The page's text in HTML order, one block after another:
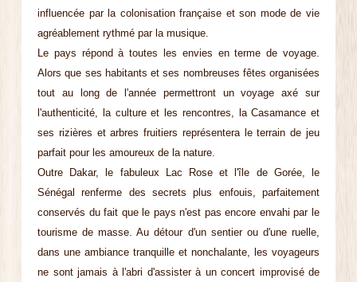
influencée par la colonisation française et son mode de vie
agréablement rythmé par la musique.
Le pays répond à toutes les envies en terme de voyage.
Alors que ses habitants et ses nombreuses fêtes organisées
tout au long de l'année permettront un voyage axé sur
l'authenticité, la culture et les rencontres, la Casamance et
ses rizières et arbres fruitiers représentera le terrain de jeu
parfait pour les amoureux de la nature.
Outre Dakar, le fabuleux Lac Rose et l'île de Gorée, le
Sénégal renferme des secrets plus enfouis, parfaitement
conservés du fait que le pays n'est pas encore envahi par le
tourisme de masse. Au détour d'un sentier ou d'une ruelle,
dans une ambiance tranquille et nonchalante, les voyageurs
ne sont jamais à l'abri d'assister à un concert improvisé de